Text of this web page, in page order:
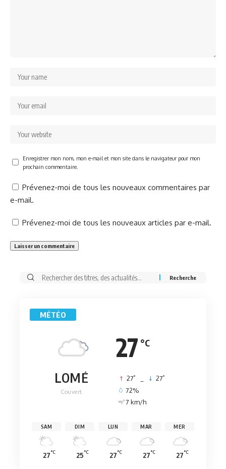
Enregistrer mon nom, mon e-mail et mon site dans le navigateur pour mon
prochain commentaire.
Prévenez-moi de tous les nouveaux commentaires par
e-mail.
Prévenez-moi de tous les nouveaux articles par e-mail.
Rechercher:
MÉTÉO
27 °C
LOMÉ
Couvert
27° 27°
72%
7 km/h
SAM
27°C
DIM
25°C
LUN
27°C
MAR
27°C
MER
27°C